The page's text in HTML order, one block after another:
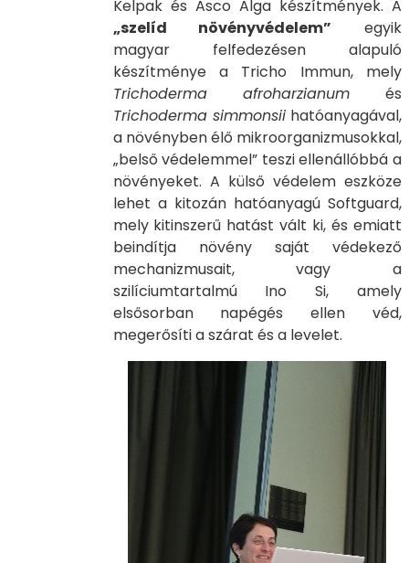
Kelpak és Asco Alga készítmények. A
„szelíd növényvédelem” egyik
magyar felfedezésen alapuló
készítménye a Tricho Immun, mely
Trichoderma afroharzianum és
Trichoderma simmonsiihatóanyagával,
a növényben élő mikroorganizmusokkal,
„belső védelemmel” teszi ellenállóbbá a
növényeket. A külső védelem eszköze
lehet a kitozán hatóanyagú Softguard,
mely kitinszerű hatást vált ki, és emiatt
beindítja növény saját védekező
mechanizmusait, vagy a
szilíciumtartalmú Ino Si, amely
elsősorban napégés ellen véd,
megerősíti a szárat és a levelet.